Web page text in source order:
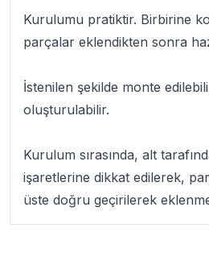
Kurulumu pratiktir. Birbirine
parçalar eklendikten sonra
İstenilen şekilde monte
oluşturulabilir.
Kurulum sırasında, alt
işaretlerine dikkat edilerek,
üste doğru geçirilerek